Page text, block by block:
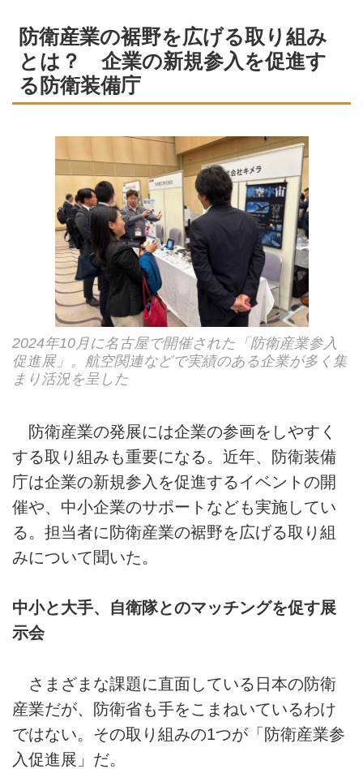
防衛産業の裾野を広げる取り組み
とは？ 企業の新規参入を促進す
る防衛装備庁
2024年10月に名古屋で開催された「防衛産業参入
促進展」。航空関連などで実績のある企業が多く集
まり活況を呈した
防衛産業の発展には企業の参画をしやすく
する取り組みも重要になる。近年、防衛装備
庁は企業の新規参入を促進するイベントの開
催や、中小企業のサポートなども実施してい
る。担当者に防衛産業の裾野を広げる取り組
みについて聞いた。
中小と大手、自衛隊とのマッチングを促す展
示会
さまざまな課題に直面している日本の防衛
産業だが、防衛省も手をこまねいているわけ
ではない。その取り組みの1つが「防衛産業参
入促進展」だ。